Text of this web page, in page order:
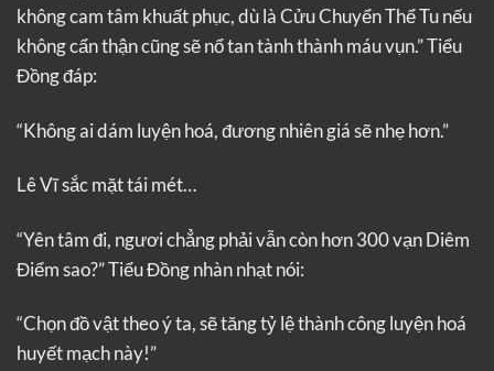
không cam tâm khuất phục, dù là Cửu Chuyển Thể Tu nếu
không cẩn thận cũng sẽ nổ tan tành thành máu vụn.” Tiểu
Đồng đáp:
“Không ai dám luyện hoá, đương nhiên giá sẽ nhẹ hơn.”
Lê Vĩ sắc mặt tái mét…
“Yên tâm đi, ngươi chẳng phải vẫn còn hơn 300 vạn Diêm
Điểm sao?” Tiểu Đồng nhàn nhạt nói:
“Chọn đồ vật theo ý ta, sẽ tăng tỷ lệ thành công luyện hoá
huyết mạch này!”